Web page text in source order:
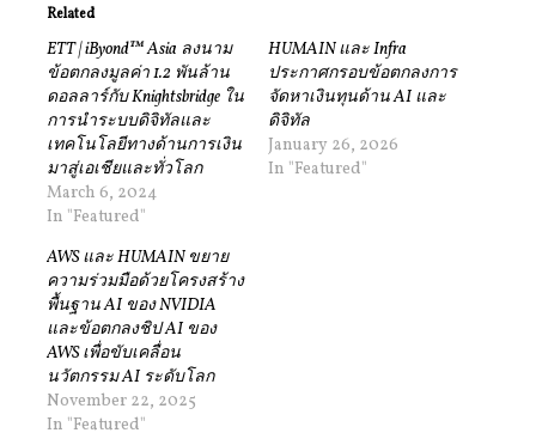
Related
ETT | iByond™ Asia ลงนาม
ข้อตกลงมูลค่า 1.2 พันล้าน
ดอลลาร์กับ Knightsbridge ใน
การนำระบบดิจิทัลและ
เทคโนโลยีทางด้านการเงิน
มาสู่เอเชียและทั่วโลก
March 6, 2024
In "Featured"
HUMAIN และ Infra
ประกาศกรอบข้อตกลงการ
จัดหาเงินทุนด้าน AI และ
ดิจิทัล
January 26, 2026
In "Featured"
AWS และ HUMAIN ขยาย
ความร่วมมือด้วยโครงสร้าง
พื้นฐาน AI ของ NVIDIA
และข้อตกลงชิป AI ของ
AWS เพื่อขับเคลื่อน
นวัตกรรม AI ระดับโลก
November 22, 2025
In "Featured"